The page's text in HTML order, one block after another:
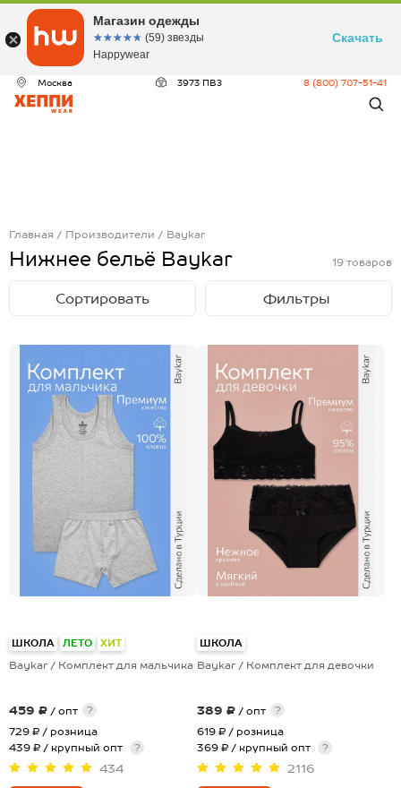
Москва 3973 ПВЗ 8 (800) 707-51-41
Главная Производители Baykar
Нижнее бельё Baykar 19 товаров
ШКОЛА ЛЕТО ХИТ
Baykar / Комплект для мальчика
459 ₽ / опт
?
729 ₽ / розница
439 ₽ / крупный опт
?
434
ШКОЛА
Baykar / Комплект для девочки
389 ₽ / опт
?
619 ₽ / розница
369 ₽ / крупный опт
?
2116
Магазин одежды
☆☆☆☆☆
★★★★★ (59) звезды
Happywear
Скачать